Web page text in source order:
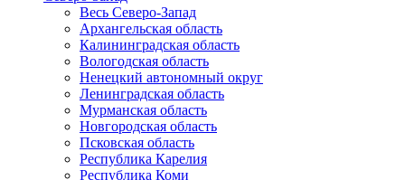
Весь Северо-Запад
Архангельская область
Калининградская область
Вологодская область
Ненецкий автономный округ
Ленинградская область
Мурманская область
Новгородская область
Псковская область
Республика Карелия
Республика Коми